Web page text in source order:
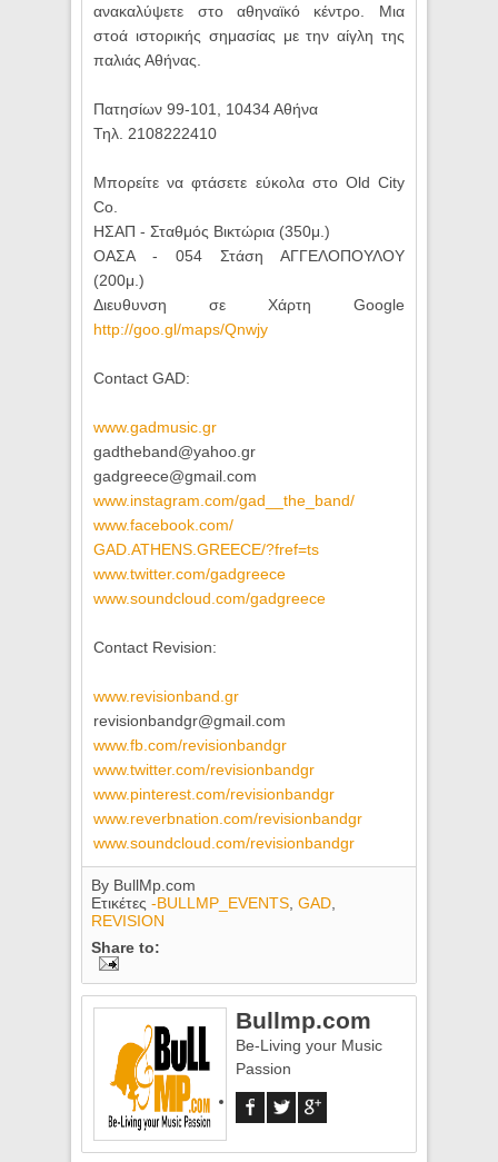
ανακαλύψετε στο αθηναϊκό κέντρο. Μια
στοά ιστορικής σημασίας με την αίγλη της
παλιάς Αθήνας.
Πατησίων 99-101, 10434 Αθήνα
Τηλ. 2108222410
Μπορείτε να φτάσετε εύκολα στο Old City
Co.
ΗΣΑΠ - Σταθμός Βικτώρια (350μ.)
ΟΑΣΑ - 054 Στάση ΑΓΓΕΛΟΠΟΥΛΟΥ
(200μ.)
Διευθυνση σε Xάρτη Google
http://goo.gl/maps/Qnwjy
Contact GAD:
www.gadmusic.gr
gadtheband@yahoo.gr
gadgreece@gmail.com
www.instagram.com/gad__the_band/
www.facebook.com/
GAD.ATHENS.GREECE/?fref=ts
www.twitter.com/gadgreece
www.soundcloud.com/gadgreece
Contact Revision:
www.revisionband.gr
revisionbandgr@gmail.com
www.fb.com/revisionbandgr
www.twitter.com/revisionbandgr
www.pinterest.com/revisionbandgr
www.reverbnation.com/revisionbandgr
www.soundcloud.com/revisionbandgr
By BullMp.com
Ετικέτες-BULLMP_EVENTS ,GAD
REVISION
Share to:
Bullmp.com
Be-Living your Music
Passion